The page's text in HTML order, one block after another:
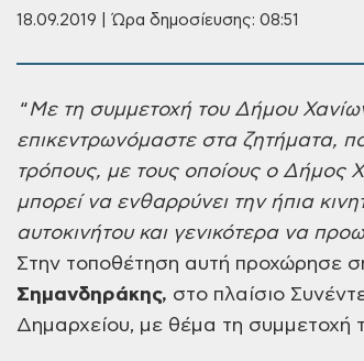
18.09.2019 | Ώρα δημοσίευσης: 08:51
“Μετη συμμετοχή του Δήμου
επικεντρωνόμαστε στα ζητήματα,
τρόπους, με τους οποίους οΔήμος
μπορεί ναενθαρρύνει την ήπια
αυτοκινήτου και γενικότερα να
Στην τοποθέτηση αυτή προχώρησε
Σημανδηράκης, στο πλαίσιο
Δημαρχείου, με θέμα τη συμμετοχή